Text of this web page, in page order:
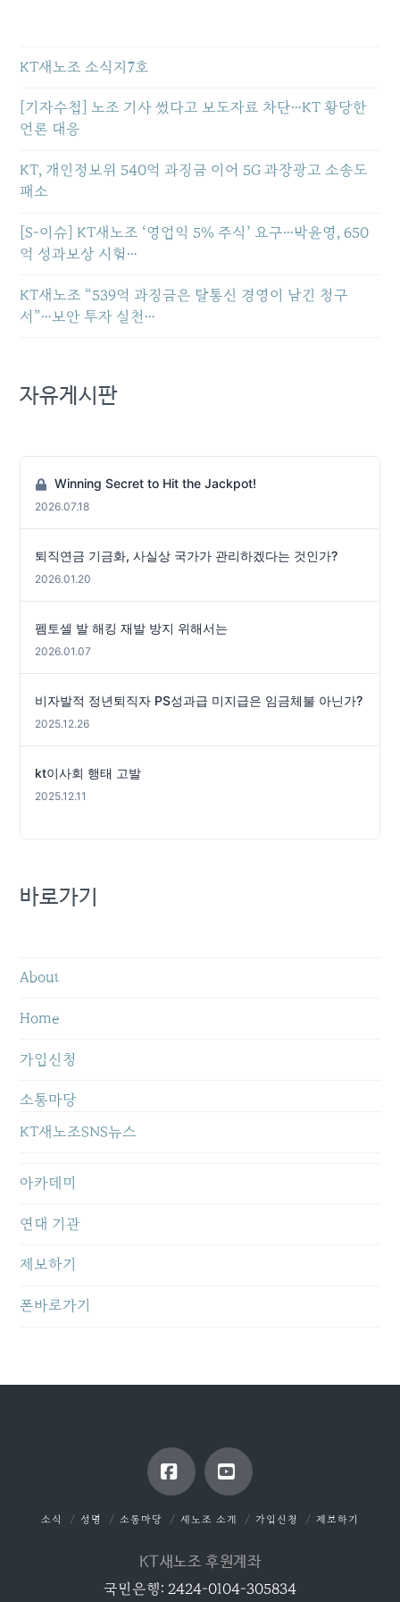
KT새노조 소식지7호
[기자수첩] 노조 기사 썼다고 보도자료 차단…KT 황당한
언론 대응
KT, 개인정보위 540억 과징금 이어 5G 과장광고 소송도
패소
[S-이슈] KT새노조 ‘영업익 5% 주식’ 요구…박윤영, 650
억 성과보상 시험…
KT새노조 “539억 과징금은 탈통신 경영이 남긴 청구
서”…보안 투자 실천…
자유게시판
Winning Secret to Hit the Jackpot!
2026.07.18
퇴직연금 기금화, 사실상 국가가 관리하겠다는 것인가?
2026.01.20
펨토셀 발 해킹 재발 방지 위해서는
2026.01.07
비자발적 정년퇴직자 PS성과급 미지급은 임금체불 아닌가?
2025.12.26
kt이사회 행태 고발
2025.12.11
바로가기
About
Home
가입신청
소통마당
KT새노조SNS뉴스
아카데미
연대 기관
제보하기
폰바로가기
FacebookYouTube
소식 성명 소통마당 새노조 소개 가입신청 제보하기
KT새노조 후원계좌
국민은행: 2424-0104-305834